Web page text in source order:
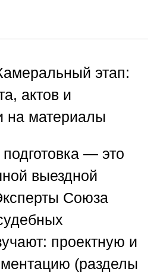
этап:
актов и
на материалы
— это
выездной
Союза
проектную и
(разделы